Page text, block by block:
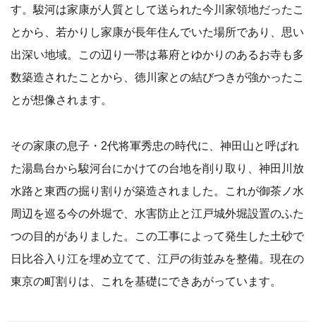
す。駿河は家康が人質として送られた今川家領地だったこ
とから、若かりし家康が長年住んでいた場所であり、思い
出深い地域。この辺り一帯は幕府とゆかりのあるお寺も多
数築造されたことから、徳川家との結びつきが強かったこ
とが想像されます。
その家康の息子・2代将軍秀忠の時代に、神田山と呼ばれ
た湯島台から駿河台にかけての台地を削り取り、神田川放
水路と東西の掘り割りが築造されました。これが御茶ノ水
周辺を巡る今の外堀で、水害防止と江戸城外堀設置のふた
つの目的がありました。この工事によって発生した土砂で
日比谷入り江を埋め立てて、江戸の街並みを整備。現在の
東京の町割りは、これを基礎にできあがっています。